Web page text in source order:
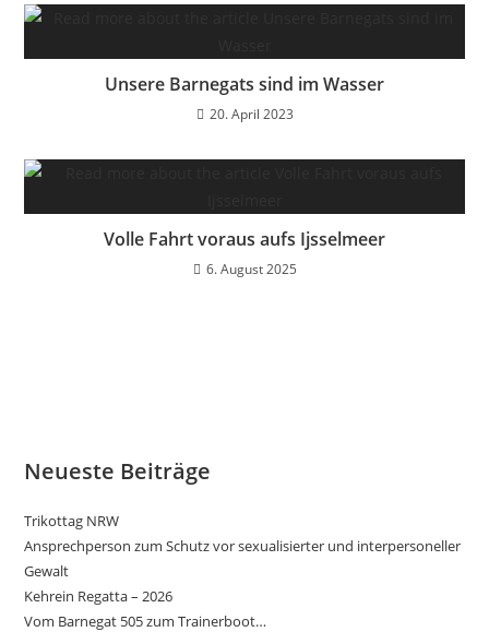
Unsere Barnegats sind im Wasser
20. April 2023
Volle Fahrt voraus aufs Ijsselmeer
6. August 2025
Neueste Beiträge
Trikottag NRW
Ansprechperson zum Schutz vor sexualisierter und interpersoneller
Gewalt
Kehrein Regatta – 2026
Vom Barnegat 505 zum Trainerboot…